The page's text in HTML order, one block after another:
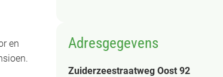
en
Adresgegevens
Zuiderzeestraatweg Oost 92